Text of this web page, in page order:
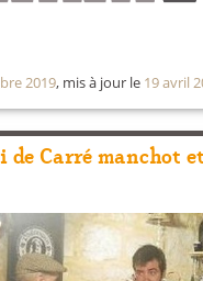
2019, mis à jour le 19 avril
Carré manchot